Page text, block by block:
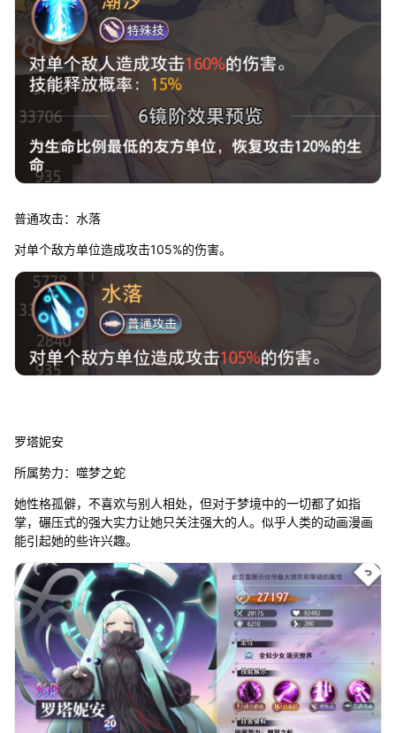
普通攻击：水落
对单个敌方单位造成攻击105%的伤害。
罗塔妮安
所属势力：噬梦之蛇
她性格孤僻，不喜欢与别人相处，但对于梦境中的一切都了如指
掌，碾压式的强大实力让她只关注强大的人。似乎人类的动画漫画
能引起她的些许兴趣。